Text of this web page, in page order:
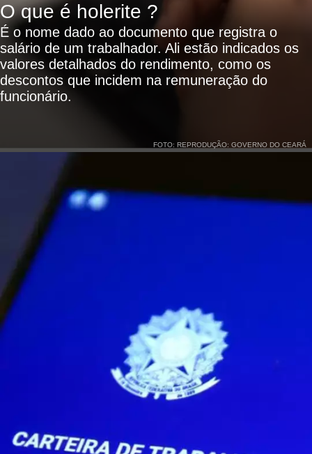
O que é holerite ?
É o nome dado ao documento que registra o
salário de um trabalhador. Ali estão indicados os
valores detalhados do rendimento, como os
descontos que incidem na remuneração do
funcionário.
FOTO: REPRODUÇÃO: GOVERNO DO CEARÁ